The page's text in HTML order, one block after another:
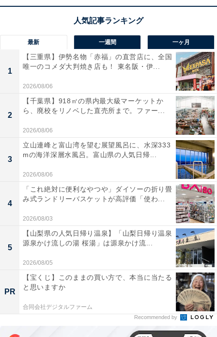
パワフルな出力で楽しめます。
ユーザーからは「期待通りの迫力ある重低音！」「コン
パクトなのに音がしっかり通る」という声があがってい
ます。一方で、「アプリ非対応なのが少し不便」という
声も。外でも家でもパワフルな音に包まれたい人や、実
用性の高いスピーカーを求める人には、おすすめの商品
【今日チェックしたい】JBLの人気商品5選
最新 一週間 一ヶ月
1
【三重県】伊勢名物「赤福」の直営店に、全国
唯一のコメダ大判焼き店も！ 東名阪・伊...
2026/08/06
2
【千葉県】918㎡の県内最大級マーケットか
ら、廃校をリノベした直売所まで。ファー...
2026/08/06
3
立山連峰と富山湾を望む展望風呂に、水深333
mの海洋深層水風呂。富山県の人気日帰...
2026/08/06
4
「これ絶対に便利なやつや」ダイソーの折り畳
み式ランドリーバスケットが高評価「使わ...
2026/08/03
5
【山梨県の人気日帰り温泉】「山梨日帰り温泉
源泉かけ流しの湯 桜湯」は源泉かけ流...
2026/08/05
PR
【宝くじ】このままの買い方で、本当に当たる
と思いますか
合同会社デジタルファーム
Recommended by